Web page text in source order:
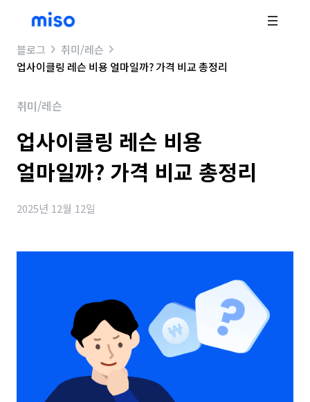
블로그
취미/레슨
업사이클링 레슨 비용 얼마일까? 가격 비교 총정리
취미/레슨
업사이클링 레슨 비용
얼마일까? 가격 비교 총정리
2025년 12월 12일